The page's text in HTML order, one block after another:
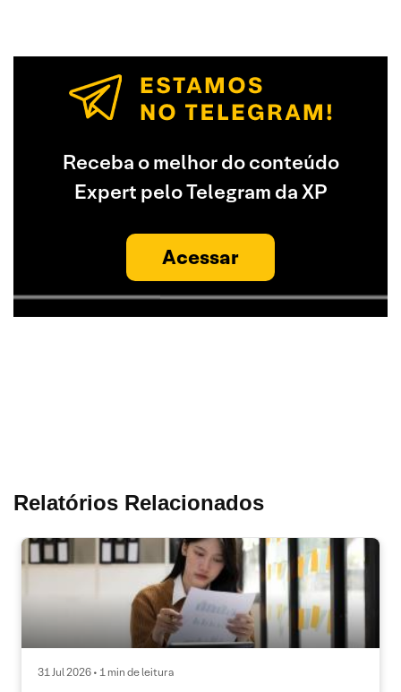
Receba o melhor do conteúdo
Expert pelo Telegram da XP
Acessar
Relatórios Relacionados
31 Jul 2026 • 1 min de leitura